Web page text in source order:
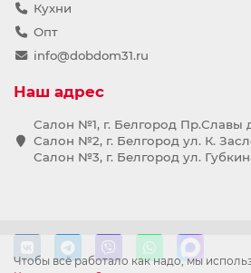
Чтобы всё работало как надо, мы
Кухни
Опт
info@dobdom31.ru
Наш адрес
Салон №1, г. Белгород Пр.Славы
Салон №2, г. Белгород ул. К.
Салон №3, г. Белгород ул.